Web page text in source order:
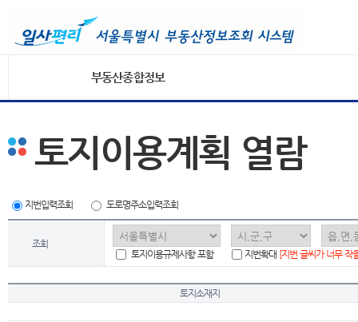
부동산종합정보
토지이용계획 열람
지번입력조회 도로명주소입력조회
조회
토지이용규제사항 포함
지번확대 [지번 글씨가 너무 작
토지소재지